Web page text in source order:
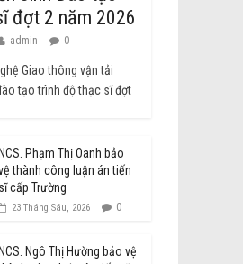
đợt 2 năm 2026
admin 0
Giao thông vận tải
tạo trình độ thạc sĩ đợt
NCS. Phạm Thị Oanh bảo
thành công luận án tiến
sĩ cấp Trường
23 Tháng Sáu, 2026 0
NCS. Ngô Thị Hường bảo vệ